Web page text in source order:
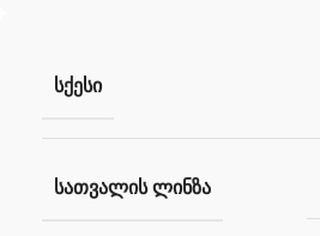
ᲡᲥᲔᲡᲘ
ᲡᲐᲗᲕᲐᲚᲘᲡ ᲚᲘᲜᲖᲐ